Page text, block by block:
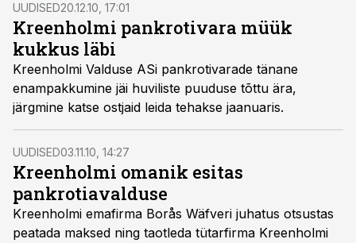
UUDISED20.12.10, 17:01
Kreenholmi pankrotivara müük
kukkus läbi
Kreenholmi Valduse ASi pankrotivarade tänane
enampakkumine jäi huviliste puuduse tõttu ära,
järgmine katse ostjaid leida tehakse jaanuaris.
UUDISED03.11.10, 14:27
Kreenholmi omanik esitas
pankrotiavalduse
Kreenholmi emafirma Borås Wäfveri juhatus otsustas
peatada maksed ning taotleda tütarfirma Kreenholmi